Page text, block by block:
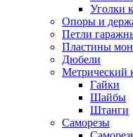
Уголки
Опоры и
Петли
Пластины
Дюбели
Метрический
Гайки
Шайбы
Штанги
Саморезы